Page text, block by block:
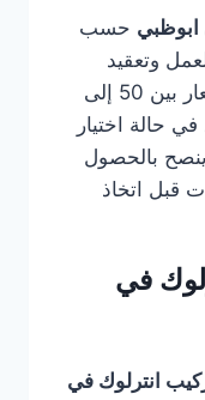
ابوظبي حسب
وتعقيد
التصميم. بشكل عام، تتراوح الأسعار بين 50 إلى
في حالة اختيار
بالحصول
قبل اتخاذ
في
انترلوك في